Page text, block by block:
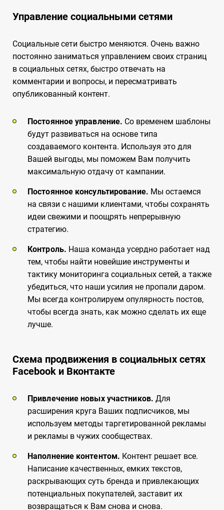
Управление социальными сетями
Социальные сети быстро меняются. Очень важно
постоянно заниматься управлением своих страниц
в социальных сетях, быстро отвечать на
комментарии и вопросы, и пересматривать
опубликованный контент.
Постоянное управление. Со временем шаблоны
будут развиваться на основе типа
создаваемого контента. Используя это для
Вашей выгоды, мы поможем Вам получить
максимальную отдачу от кампании.
Постоянное консультирование. Мы остаемся
на связи с нашими клиентами, чтобы сохранять
идеи свежими и поощрять непрерывную
стратегию.
Контроль. Наша команда усердно работает над
тем, чтобы найти новейшие инструменты и
тактику мониторинга социальных сетей, а также
убедиться, что наши усилия не пропали даром.
Мы всегда контролируем опулярность постов,
чтобы всегда знать, как можно сделать их еще
лучше.
Схема продвижения в социальных сетях
Facebook и Вконтакте
Привлечение новых участников. Для
расширения круга Ваших подписчиков, мы
используем методы таргетированной рекламы
и рекламы в чужих сообществах.
Наполнение контентом. Контент решает все.
Написание качественных, емких текстов,
раскрывающих суть бренда и привлекающих
потенциальных покупателей, заставит их
возвращаться к Вам снова и снова.